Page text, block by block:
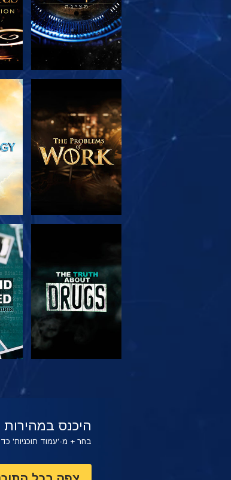
בדוק את הסדרה
היכנס
בחר + מ-'עמוד תוכניות'